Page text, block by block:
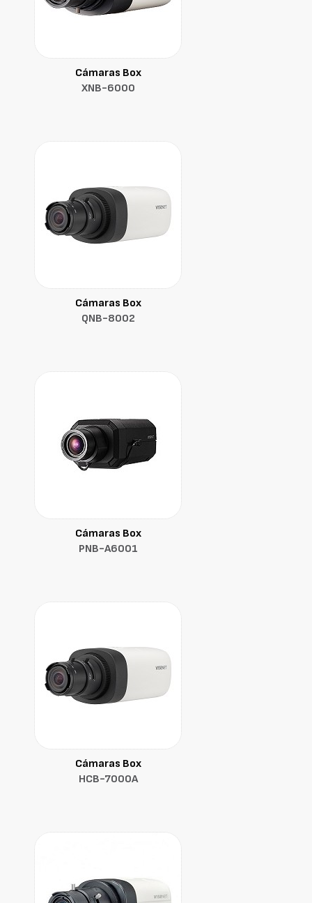
Cámaras Box
XNB-6000
Cámaras Box
QNB-8002
Cámaras Box
PNB-A6001
Cámaras Box
HCB-7000A